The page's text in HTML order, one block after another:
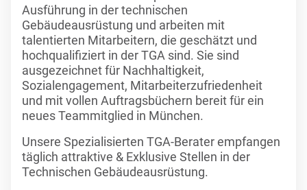
Ausführung in der technischen
Gebäudeausrüstung und arbeiten mit
talentierten Mitarbeitern, die geschätzt und
hochqualifiziert in der TGA sind. Sie sind
ausgezeichnet für Nachhaltigkeit,
Sozialengagement, Mitarbeiterzufriedenheit
und mit vollen Auftragsbüchern bereit für ein
neues Teammitglied in München.
Unsere Spezialisierten TGA-Berater empfangen
täglich attraktive & Exklusive Stellen in der
Technischen Gebäudeausrüstung.